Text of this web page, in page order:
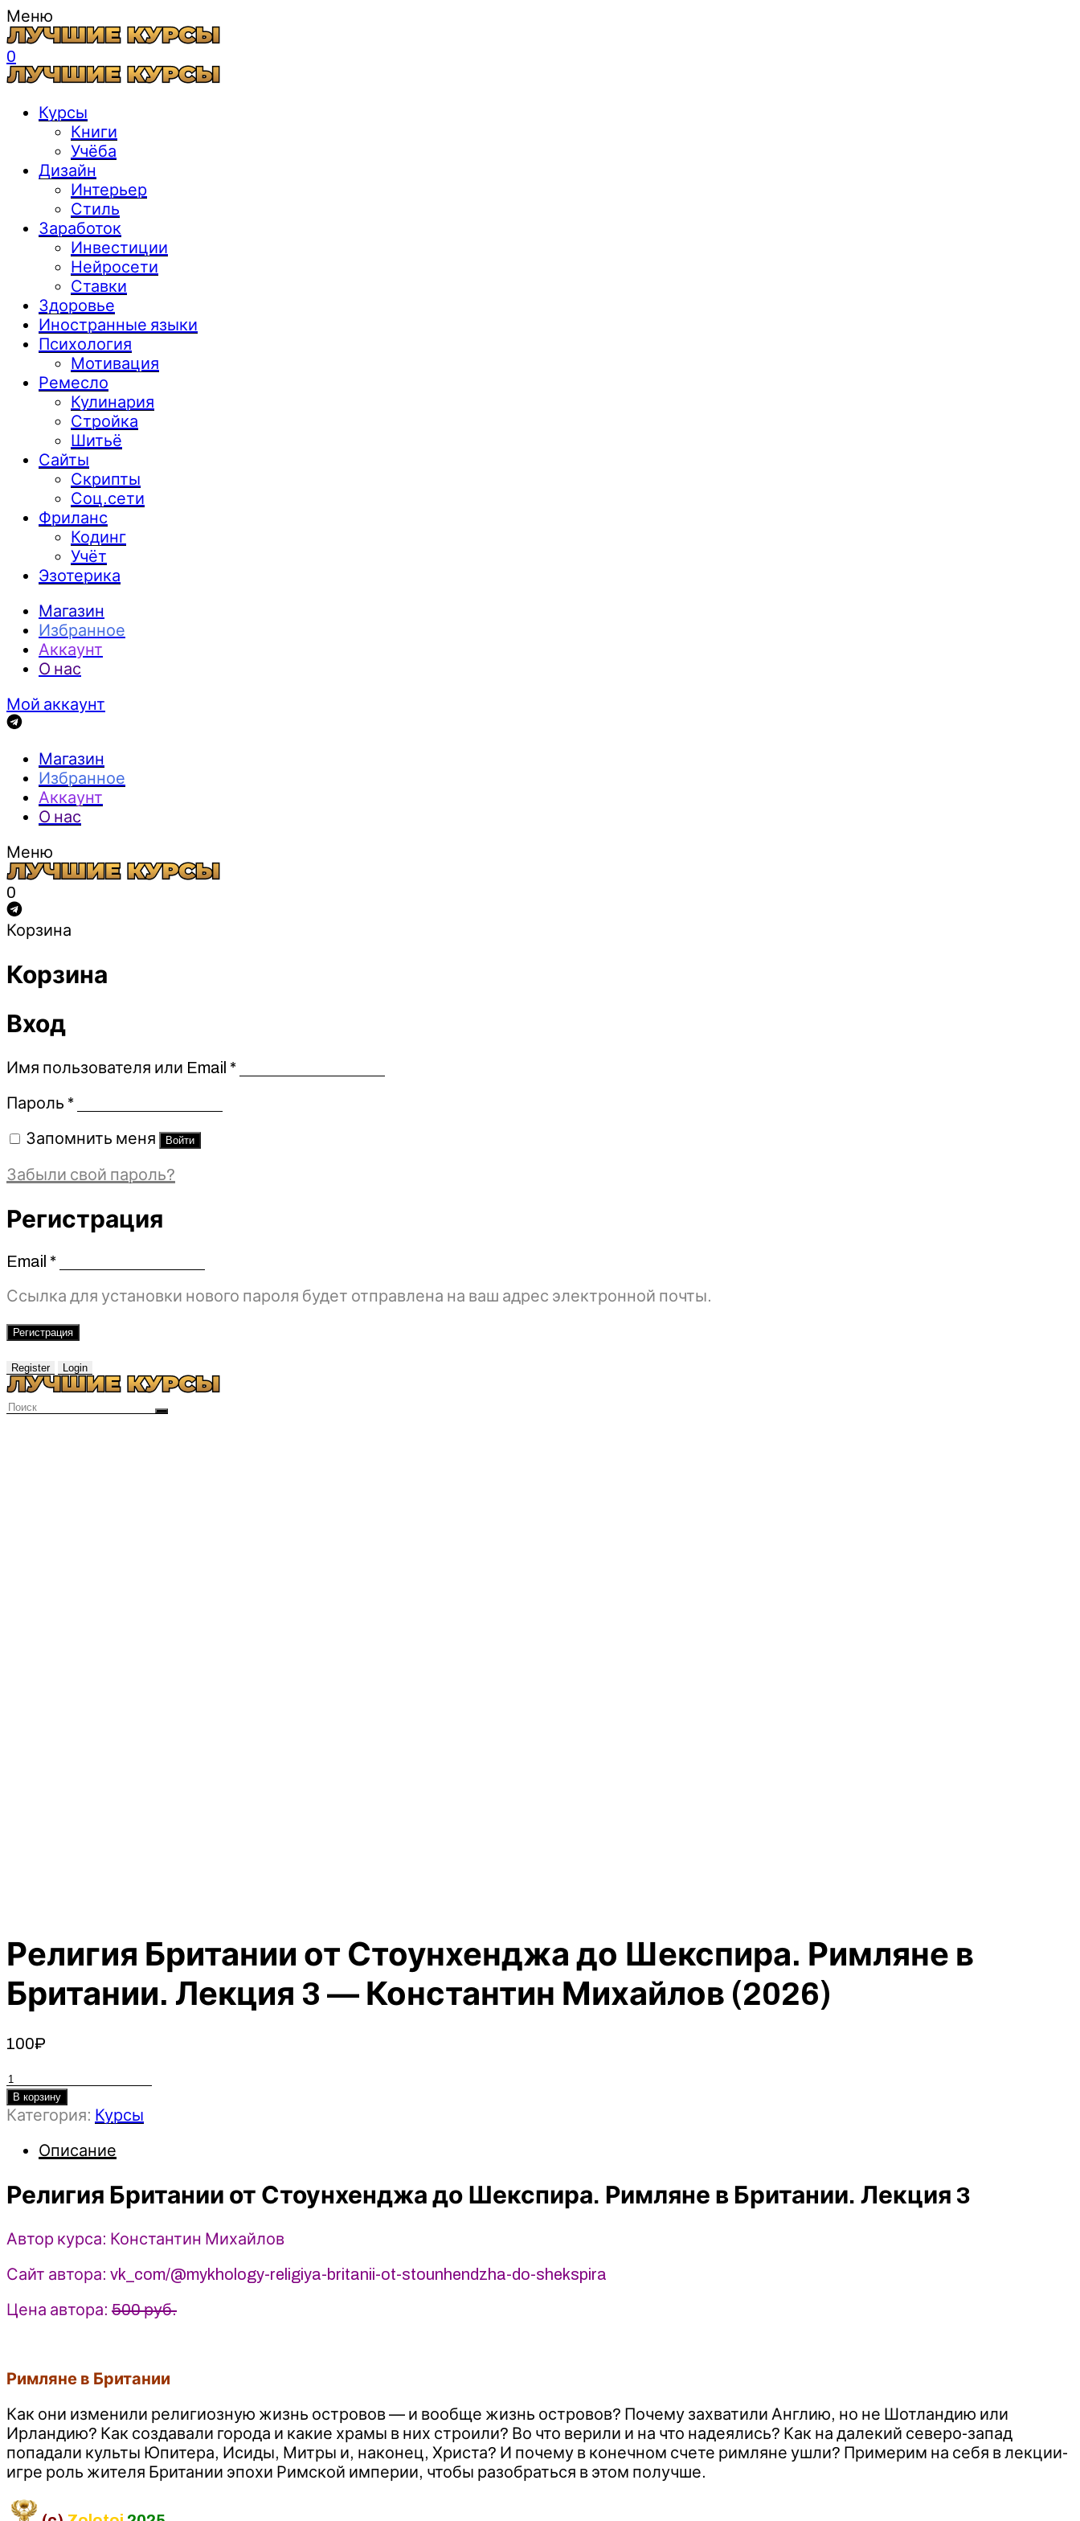
Меню
0
Курсы
Книги
Учёба
Дизайн
Интерьер
Стиль
Заработок
Инвестиции
Нейросети
Ставки
Здоровье
Иностранные языки
Психология
Мотивация
Ремесло
Кулинария
Стройка
Шитьё
Сайты
Скрипты
Соц.сети
Фриланс
Кодинг
Учёт
Эзотерика
Магазин
Избранное
Аккаунт
О нас
Мой аккаунт
Магазин
Избранное
Аккаунт
О нас
Меню
0
Корзина
Корзина
Вход
Имя пользователя или Email *Обязательно
Пароль *Обязательно
Запомнить меня Войти
Забыли свой пароль?
Регистрация
Email *Обязательно
Ссылка для установки нового пароля будет отправлена ​​на ваш адрес электронной почты.
Регистрация
Register Login
Религия Британии от Стоунхенджа до Шекспира. Римляне в
Британии. Лекция 3 — Константин Михайлов (2026)
100₽
Количество
товара
Религия
до
Римляне
Британии.
3
(2026)
В корзину
Категория: Курсы
Описание
Религия Британии от Стоунхенджа до Шекспира. Римляне в Британии. Лекция 3
Автор курса: Константин Михайлов
Сайт автора: vk_com/@mykhology-religiya-britanii-ot-stounhendzha-do-shekspira
Цена автора: 500 руб.
Римляне в Британии
Как они изменили религиозную жизнь островов — и вообще жизнь островов? Почему захватили Англию, но не Шотландию или
Ирландию? Как создавали города и какие храмы в них строили? Во что верили и на что надеялись? Как на далекий северо-запад
попадали культы Юпитера, Исиды, Митры и, наконец, Христа? И почему в конечном счете римляне ушли? Примерим на себя в лекции-
игре роль жителя Британии эпохи Римской империи, чтобы разобраться в этом получше.